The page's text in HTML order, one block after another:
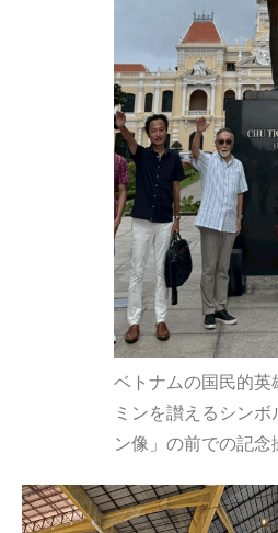
ベトナムの国民的英
ミンを讃えるシンボ
ン像」の前での記念